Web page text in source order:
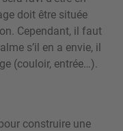
doit être située
Cependant, il faut
s’il en a envie, il
(couloir, entrée…).
construire une